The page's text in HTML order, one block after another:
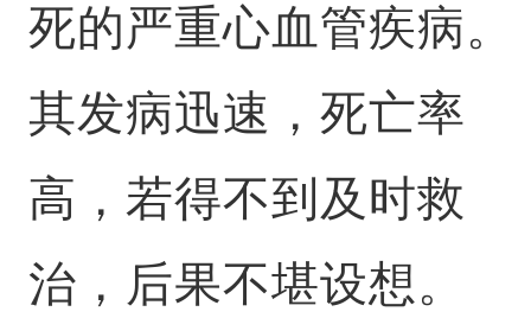
死的严重心血管疾病。
其发病迅速，死亡率
高，若得不到及时救
治，后果不堪设想。